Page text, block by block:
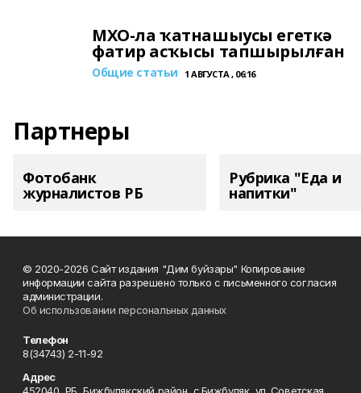
МХО-ла ҡатнашыусы егеткә
фатир асҡысы тапшырылған
Общие статьи 1 АВГУСТА , 06:16
Партнеры
Фотобанк
журналистов РБ
Рубрика "Еда и
напитки"
© 2020-2026 Сайт издания "Дим буйзары" Копирование
информации сайта разрешено только с письменного согласия
администрации.
Об использовании персональных данных
Телефон
8(34743) 2-11-92
Адрес